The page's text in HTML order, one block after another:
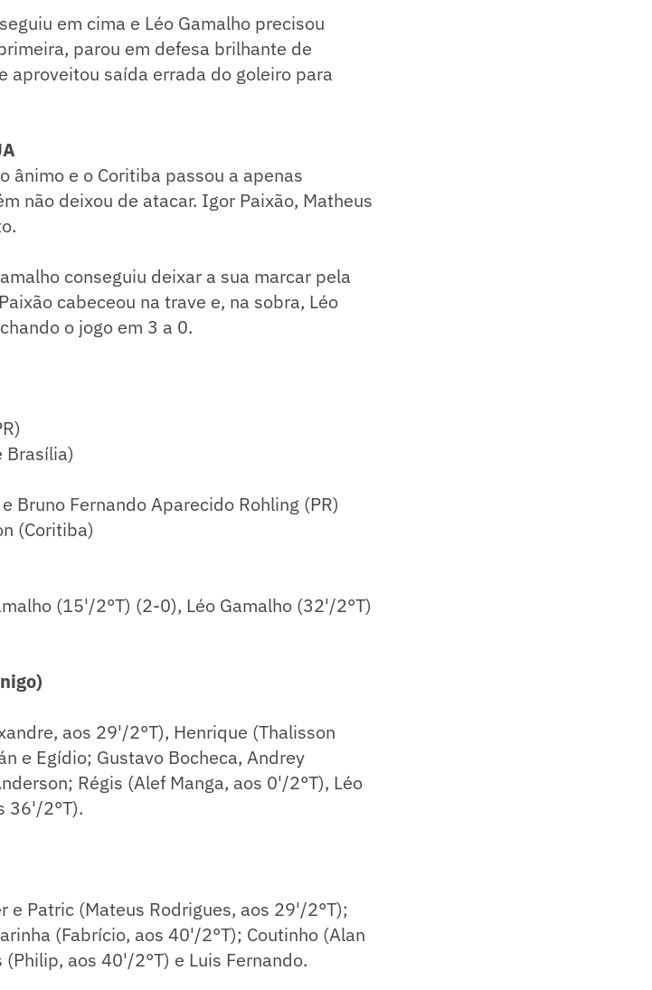
em cima e Léo Gamalho precisou
parou em defesa brilhante de
aproveitou saída errada do goleiro para
ânimo e o Coritiba passou a apenas
não deixou de atacar. Igor Paixão, Matheus
conseguiu deixar a sua marcar pela
cabeceou na trave e, na sobra, Léo
o jogo em 3 a 0.
Bruno Fernando Aparecido Rohling (PR)
(Coritiba)
(15'/2°T) (2-0), Léo Gamalho (32'/2°T)
aos 29'/2°T), Henrique (Thalisson
e Egídio; Gustavo Bocheca, Andrey
Régis (Alef Manga, aos 0'/2°T), Léo
36'/2°T).
e Patric (Mateus Rodrigues, aos 29'/2°T);
(Fabrício, aos 40'/2°T); Coutinho (Alan
aos 40'/2°T) e Luis Fernando.